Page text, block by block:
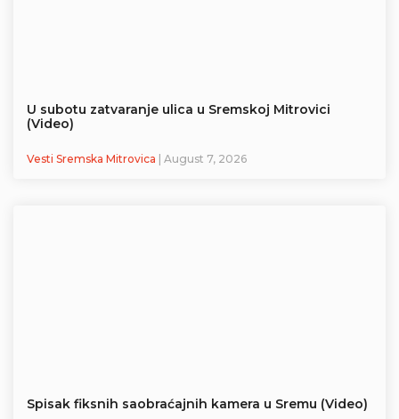
U subotu zatvaranje ulica u Sremskoj Mitrovici
(Video)
Vesti Sremska Mitrovica | August 7, 2026
Spisak fiksnih saobraćajnih kamera u Sremu (Video)